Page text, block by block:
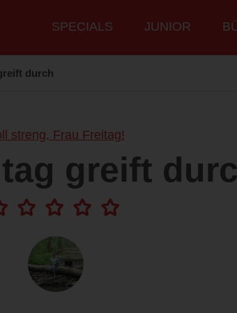
Hauptmenü
SPECIALS JUNIOR
durch
streng, Frau Freitag!
greift